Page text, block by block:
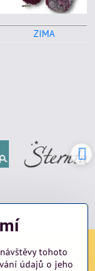
ZIMA
tohoto
údajů o jeho